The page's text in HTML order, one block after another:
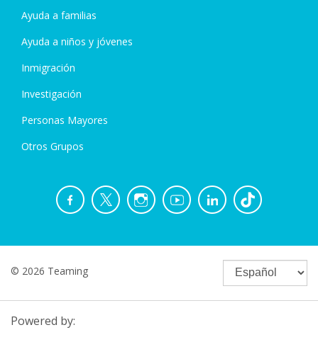
Ayuda a familias
Ayuda a niños y jóvenes
Inmigración
Investigación
Personas Mayores
Otros Grupos
© 2026 Teaming
Powered by: